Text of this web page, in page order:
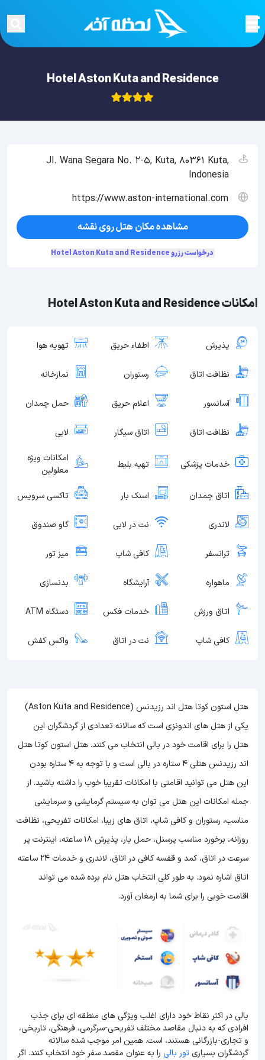
Hotel Aston Kuta and Residence
امکانات Hotel Aston Kuta and Residence
پذیرش اطفاء حریق تهویه هوا
نظافت اتاق رستوران نمازخانه
آسانسور اعلام حریق حمل چمدان
نظافت اتاق اتاق سیگار لابی
خدمات پزشکی تهیه بلیط
امکانات ویژه
معلولین
اتاق چمدان اسنک بار تاکسی سرویس
لاندری نت در لابی گاو صندوق
ترانسفر کافی شاپ میز تور
ماهواره آرایشگاه بدنسازی
اتاق ورزش خدمات فکس دستگاه ATM
کافی شاپ نت در اتاق واکس کفش
هتل استون کوتا هتل اند رزیدنس (Aston Kuta and Residence)
یکی از هتل های اندونزی است که سالانه تعدادی از گردشگران این
هتل را برای اقامت خود در بالی انتخاب می کنند. هتل استون کوتا هتل
اند رزیدنس هتلی 4 ستاره در بالی است و با توجه به 4 ستاره بودن
این هتل می توانید اقامتی با امکانات تقریبا خوب را داشته باشید. از
جمله امکانات این هتل می توان به سیستم گرمایشی و سرمایشی
مناسب، رستوران و کافی شاپ، اتاق های زیبا، امکانات تفریحی، نظافت
روزانه، برخورد مناسب پرسنل، حمل بار، پذیرش 18 ساعته، اینترنت پر
سرعت در اتاق، کمد و قفسه کافی در اتاق، لاندری و خدمات 24 ساعته
اتاق اشاره نمود. به طور کلی انتخاب هتل نام برده شده می تواند
اقامت خوبی را برای شما به ارمغان آورد.
بالی در اکثر نقاط خود دارای اغلب ویژگی های منطقه ای برای جذب
افرادی که به دنبال مقاصد مختلف تفریحی-سرگرمی، فرهنگی، تاریخی،
و تجاری-بازرگانی هستند، است. همین امر موجب شده سالانه
گردشگران بسیاریتور بالی را به عنوان مقصد سفر خود انتخاب کنند. اگر
Jl. Wana Segara No. 2-5, Kuta, 80361 Kuta,
Indonesia
https://www.aston-international.com
مشاهده مکان هتل روی نقشه
درخواست رزرو Hotel Aston Kuta and Residence